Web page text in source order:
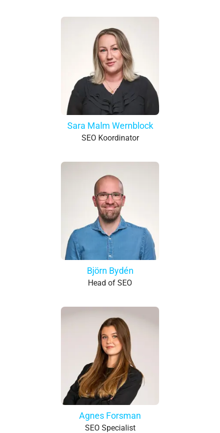
Sara Malm Wernblock
SEO Koordinator
Björn Bydén
Head of SEO
Agnes Forsman
SEO Specialist